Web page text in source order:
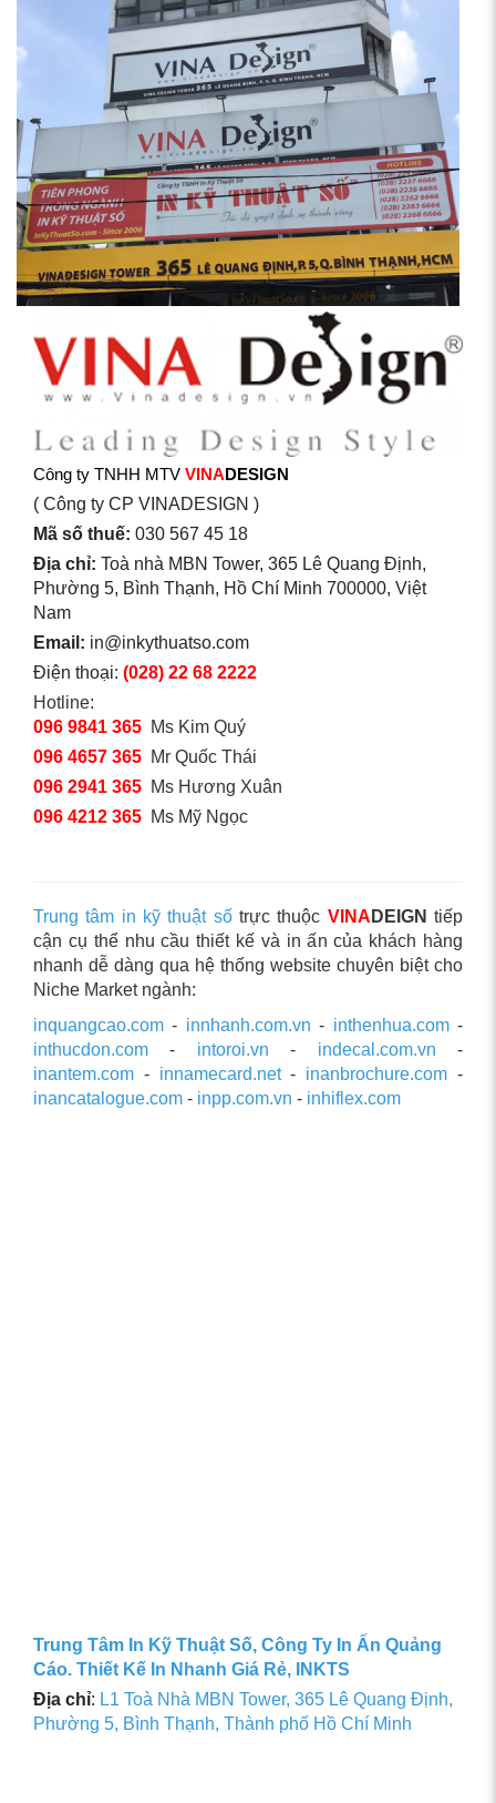
Công ty TNHH MTV VINADESIGN
( Công ty CP VINADESIGN )
Mã số thuế: 030 567 45 18
Địa chỉ: Toà nhà MBN Tower, 365 Lê Quang Định,
Phường 5, Bình Thạnh, Hồ Chí Minh 700000, Việt
Nam
Email: in@inkythuatso.com
Điện thoại: (028) 22 68 2222
Hotline:
096 9841 365 Ms Kim Quý
096 4657 365 Mr Quốc Thái
096 2941 365 Ms Hương Xuân
096 4212 365 Ms Mỹ Ngọc
Trung tâm in kỹ thuật sốtrực thuộc VINA DEIGN tiếp
cận cụ thể nhu cầu thiết kế và in ấn của khách hàng
nhanh dễ dàng qua hệ thống website chuyên biệt cho
Niche Market ngành:
inquangcao.com - innhanh.com.vn - inthenhua.com-
inthucdon.com - intoroi.vn - indecal.com.vn -
inantem.com - innamecard.net- inanbrochure.com -
inancatalogue.com - inpp.com.vn - inhiflex.com
Trung Tâm In Kỹ Thuật Số, Công Ty In Ấn Quảng
Cáo. Thiết Kế In Nhanh Giá Rẻ, INKTS
Địa chỉ: L1 Toà Nhà MBN Tower, 365 Lê Quang Định,
Phường 5, Bình Thạnh, Thành phố Hồ Chí Minh